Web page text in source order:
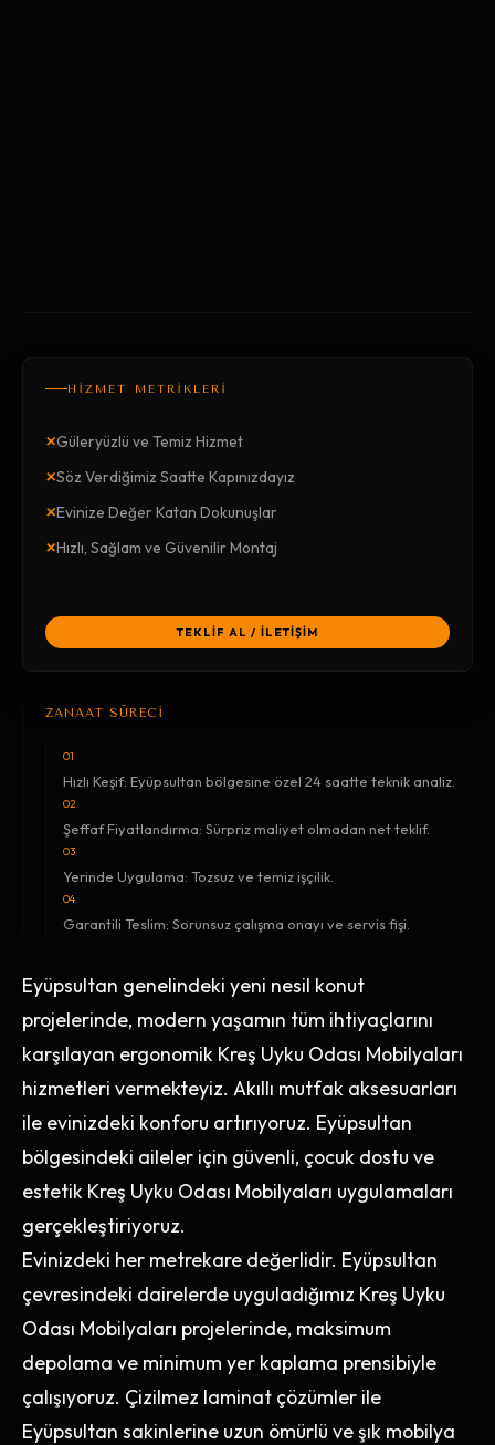
HİZMET METRİKLERİ
×Güleryüzlü ve Temiz Hizmet
×Söz Verdiğimiz Saatte Kapınızdayız
×Evinize Değer Katan Dokunuşlar
×Hızlı, Sağlam ve Güvenilir Montaj
TEKLİF AL / İLETİŞİM
ZANAAT SÜRECİ
01
Hızlı Keşif: Eyüpsultan bölgesine özel 24 saatte teknik analiz.
02
Şeffaf Fiyatlandırma: Sürpriz maliyet olmadan net teklif.
03
Yerinde Uygulama: Tozsuz ve temiz işçilik.
04
Garantili Teslim: Sorunsuz çalışma onayı ve servis fişi.
Eyüpsultan genelindeki yeni nesil konut
projelerinde, modern yaşamın tüm ihtiyaçlarını
karşılayan ergonomik Kreş Uyku Odası Mobilyaları
hizmetleri vermekteyiz. Akıllı mutfak aksesuarları
ile evinizdeki konforu artırıyoruz. Eyüpsultan
bölgesindeki aileler için güvenli, çocuk dostu ve
estetik Kreş Uyku Odası Mobilyaları uygulamaları
gerçekleştiriyoruz.
Evinizdeki her metrekare değerlidir. Eyüpsultan
çevresindeki dairelerde uyguladığımız Kreş Uyku
Odası Mobilyaları projelerinde, maksimum
depolama ve minimum yer kaplama prensibiyle
çalışıyoruz. Çizilmez laminat çözümler ile
Eyüpsultan sakinlerine uzun ömürlü ve şık mobilya